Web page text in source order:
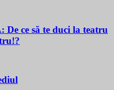
ce să te duci la teatru